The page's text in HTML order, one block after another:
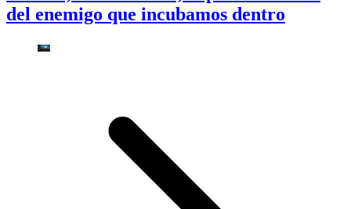
del enemigo que incubamos dentro